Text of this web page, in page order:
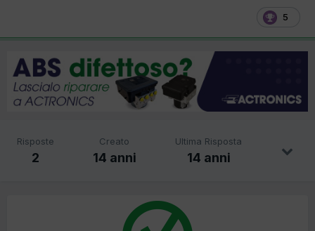
5
Risposte
2
Creato
14 anni
Ultima Risposta
14 anni